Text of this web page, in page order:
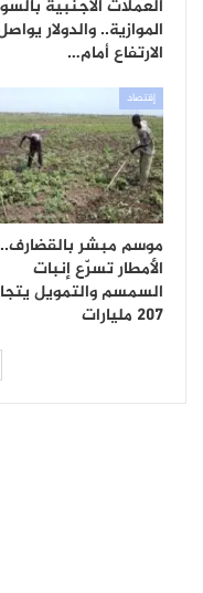
العملات الأجنبية
الموازية.. والدولار
الارتفاع أمام…
إقتصاد
موسم مبشر بالقضارف..
الأمطار تسرّع إنبات
السمسم والتمويل
207 مليارات